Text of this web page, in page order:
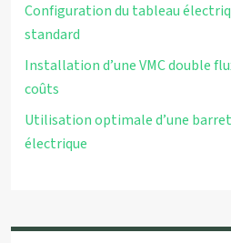
Configuration du tableau
standard
Installation d’une VMC double
coûts
Utilisation optimale d’une
électrique